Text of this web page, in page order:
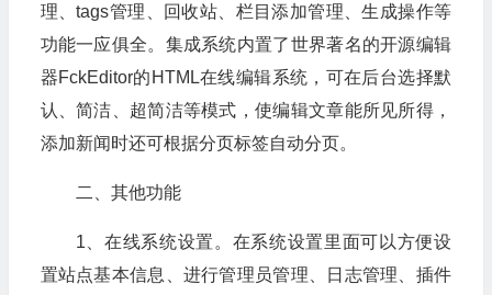
理、tags管理、回收站、栏目添加管理、生成操作等
功能一应俱全。集成系统内置了世界著名的开源编辑
器FckEditor的HTML在线编辑系统，可在后台选择默
认、简洁、超简洁等模式，使编辑文章能所见所得，
添加新闻时还可根据分页标签自动分页。
二、其他功能
1、在线系统设置。在系统设置里面可以方便设
置站点基本信息、进行管理员管理、日志管理、插件